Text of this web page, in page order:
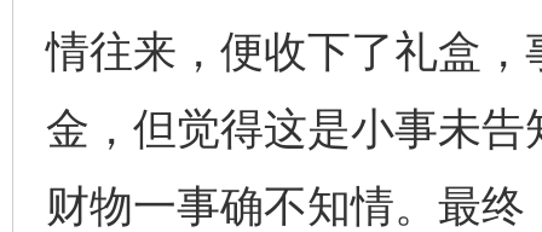
情往来，便收下了礼盒
金，但觉得这是小事未
财物一事确不知情。最